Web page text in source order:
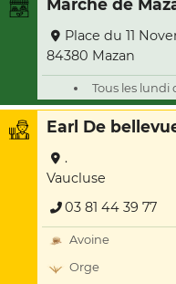
Marché de
Place du 11
84380 Mazan
Tous les lundi
Earl De
.
Vaucluse
03 81 44 39 77
Avoine
Orge